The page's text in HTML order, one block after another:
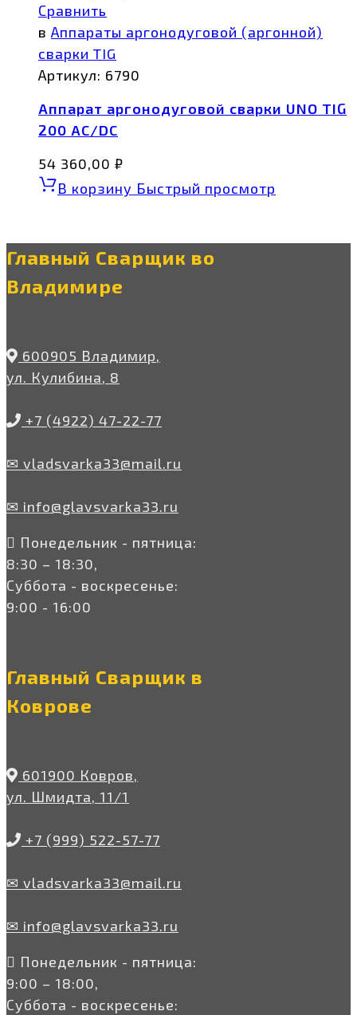
Сравнить
в Аппараты аргонодуговой (аргонной)
сварки TIG
Артикул: 6790
Аппарат аргонодуговой сварки UNO TIG
200 AC/DC
54 360,00 ₽
В корзину Быстрый просмотр
Главный Сварщик во
Владимире
600905 Владимир,
ул. Кулибина, 8
+7 (4922) 47-22-77
✉ vladsvarka33@mail.ru
✉ info@glavsvarka33.ru
Понедельник - пятница:
8:30 – 18:30,
Суббота - воскресенье:
9:00 - 16:00
Главный Сварщик в
Коврове
601900 Ковров,
ул. Шмидта, 11/1
+7 (999) 522-57-77
✉ vladsvarka33@mail.ru
✉ info@glavsvarka33.ru
Понедельник - пятница:
9:00 – 18:00,
Суббота - воскресенье: